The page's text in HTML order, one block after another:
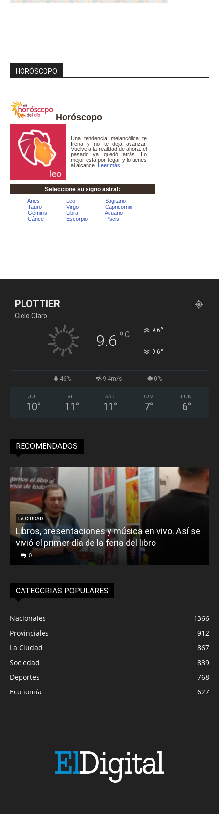
HORÓSCOPO
Horóscopo
PLOTTIER
Cielo Claro
9.6 °C 9.6°
9.6°
46% 9.4m/s 0%
JUE
10°
VIE
11 °
SÁB
11 °
DOM
7°
LUN
6°
RECOMENDADOS
LA CIUDAD
Libros, presentaciones y música en vivo. Así se
vivió el primer día de la feria del libro
0
CATEGORIAS POPULARES
Nacionales
1366
Provinciales
912
La Ciudad
867
Sociedad
839
Deportes
768
Economía
627